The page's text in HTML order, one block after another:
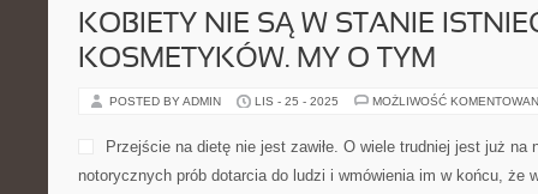
KOBIETY NIE SĄ W STANIE
KOSMETYKÓW. MY O TYM
POSTED BY ADMIN LIS - 25 - 2025 MOŻLIWOŚĆ
Przejście na dietę nie jest zawiłe. O wiele trudniej jest już na
notorycznych prób dotarcia do ludzi i wmówienia im w końcu, że